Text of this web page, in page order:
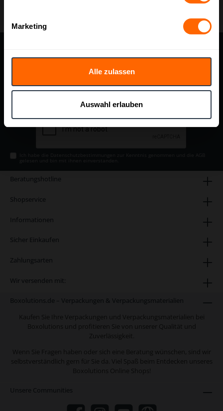
Marketing
Alle zulassen
Auswahl erlauben
inkl. MwSt.
Melden Sie sich hier zu unserem kostenlosen Newsletter an und
Saisonprodukten.
E-
Mail-
Adresse*
AGB
gelesen und bin mit ihnen einverstanden.
Beratungshotline
Shopservice
Informationen
Sicher Einkaufen
Zahlungsarten
Wir versenden mit:
Boxolutions.de – Verpackungen & Verpackungsmaterialien
Kaufen Sie Ihre Verpackungen und Verpackungsmaterialien bei
Boxolutions und profitieren Sie von unserer Qualität und
Zuverlässigkeit.
Wenn Sie Fragen haben oder sich eine Beratung wünschen, sind wir
selbstverständlich gern für Sie da. Viel Spaß beim Entdecken unseres
Boxolutions Online Shops!
Unsere Communities